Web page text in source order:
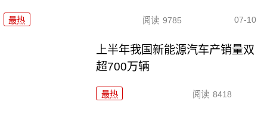
最热 阅读 9785 07-10
上半年我国新能源汽车产销量双
超700万辆
最热 阅读 8418